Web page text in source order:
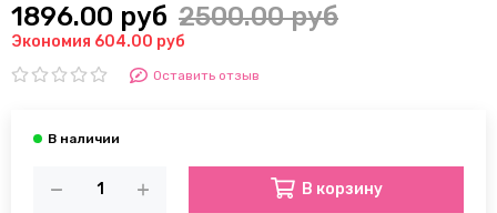
1896.00 руб 2500.00 руб
Экономия 604.00 руб
Оставить отзыв
В корзину